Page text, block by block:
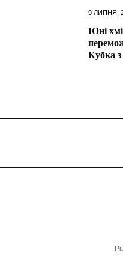
9 ЛИПНЯ,
Юні
Кубка з